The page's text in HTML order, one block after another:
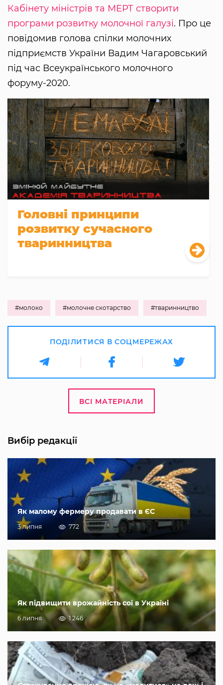
Кабінету міністрів та МЕРТ створити
програми розвитку молочної галузі. Про це
повідомив голова спілки молочних
підприємств України Вадим Чагаровський
під час Всеукраїнського молочного
форуму-2020.
Головні принципи
розвитку сучасного
тваринництва
#молоко #молочне скотарство #тваринництво
ПОДІЛИТИСЯ В СОЦМЕРЕЖАХ
ВСІ МАТЕРІАЛИ
Вибір редакції
Як малому фермеру продавати в ЄС
3 липня 772
Як підвищити врожайність сої в Україні
6 липня 1 246